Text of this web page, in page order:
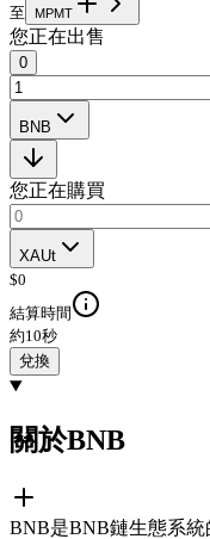
至 MPMT
您正在出售
0
BNB
您正在購買
XAUt
$0
結算時間
約10秒
兌換
關於BNB
BNB是BNB鏈生態系